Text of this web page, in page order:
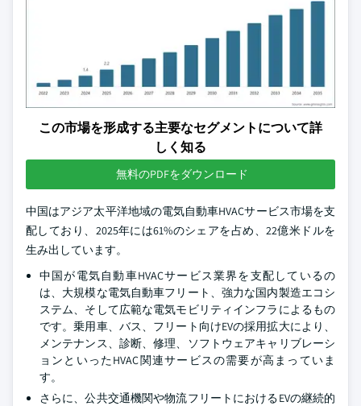
この市場を形成する主要なセグメントについて詳
しく知る
無料のPDFをダウンロード
中国はアジア太平洋地域の電気自動車HVACサービス市場を支
配しており、2025年には61%のシェアを占め、22億米ドルを
生み出しています。
中国が電気自動車HVACサービス業界を支配しているの
は、大規模な電気自動車フリート、強力な国内製造エコシ
ステム、そして広範な電気モビリティインフラによるもの
です。乗用車、バス、フリート向けEVの採用拡大により、
メンテナンス、診断、修理、ソフトウェアキャリブレーシ
ョンといったHVAC関連サービスの需要が高まっていま
す。
さらに、公共交通機関や物流フリートにおけるEVの継続的